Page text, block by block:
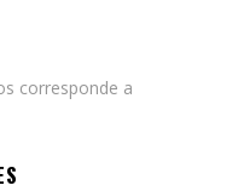
corresponde a